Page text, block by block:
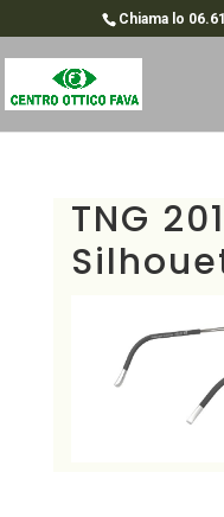
Chiama lo
TNG